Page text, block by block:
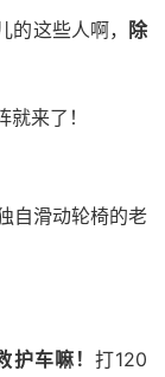
这些人啊，
除
来了！
自滑动轮椅的老
护车嘛！ 打120